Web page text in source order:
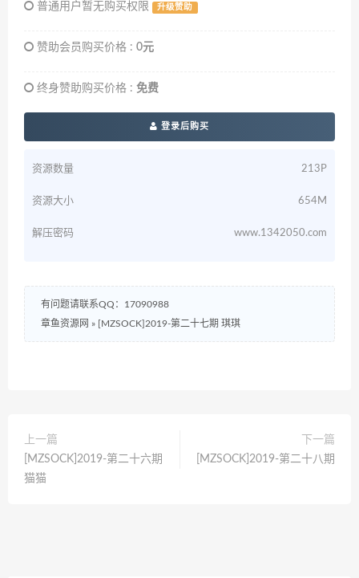
普通用户暂无购买权限 升级赞助
赞助会员购买价格 : 0元
终身赞助购买价格 : 免费
登录后购买
资源数量 213P
资源大小 654M
解压密码 www.1342050.com
有问题请联系QQ：17090988
章鱼资源网 » [MZSOCK]2019-第二十七期 琪琪
上一篇
[MZSOCK]2019-第二十六期
猫猫
下一篇
[MZSOCK]2019-第二十八期